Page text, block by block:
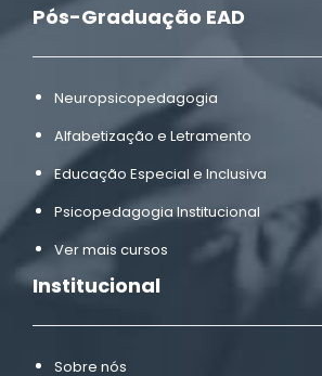
Pós-Graduação EAD
Neuropsicopedagogia
Alfabetização e Letramento
Educação Especial e Inclusiva
Psicopedagogia Institucional
Ver mais cursos
Institucional
Sobre nós